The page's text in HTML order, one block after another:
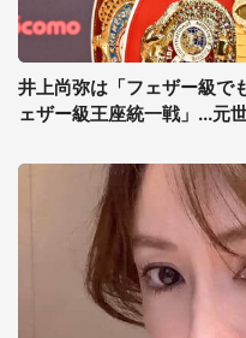
井上尚弥は「フェザー級で
ェザー級王座統一戦」...元